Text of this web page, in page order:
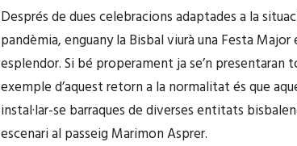
Després de dues celebracions adaptades a la
pandèmia, enguany la Bisbal viurà una Festa
esplendor. Si bé properament ja se’n presentaran
exemple d’aquest retorn a la normalitat és que
instal·lar-se barraques de diverses entitats
escenari al passeig Marimon Asprer.